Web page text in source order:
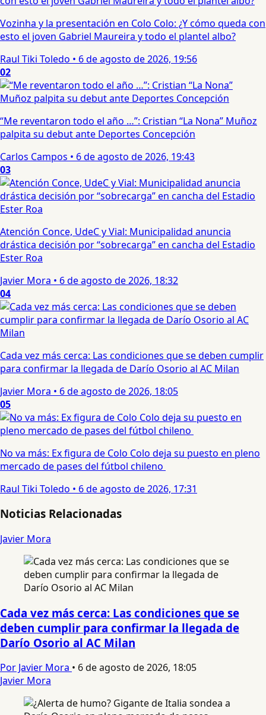
Vozinha y la presentación en Colo Colo: ¿Y cómo queda con
esto el joven Gabriel Maureira y todo el plantel albo?
Raul Tiki Toledo • 6 de agosto de 2026, 19:56
02
“Me reventaron todo el año …”: Cristian “La Nona” Muñoz
palpita su debut ante Deportes Concepción
Carlos Campos • 6 de agosto de 2026, 19:43
03
Atención Conce, UdeC y Vial: Municipalidad anuncia
drástica decisión por “sobrecarga” en cancha del Estadio
Ester Roa
Javier Mora • 6 de agosto de 2026, 18:32
04
Cada vez más cerca: Las condiciones que se deben cumplir
para confirmar la llegada de Darío Osorio al AC Milan
Javier Mora • 6 de agosto de 2026, 18:05
05
No va más: Ex figura de Colo Colo deja su puesto en pleno
mercado de pases del fútbol chileno
Raul Tiki Toledo • 6 de agosto de 2026, 17:31
Noticias Relacionadas
Javier Mora
Cada vez más cerca: Las condiciones que se
deben cumplir para confirmar la llegada de
Darío Osorio al AC Milan
Por Javier Mora • 6 de agosto de 2026, 18:05
Javier Mora